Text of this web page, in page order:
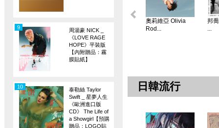
周湯豪 NICK _
《LOVE RAGE
HOPE》平裝版
【內附贈品：霧
膜貼紙】
9
泰勒絲 Taylor
Swift _ 星夢人生
《歐洲進口版
CD》 The Life of
a Showgirl【預購
贈品：LOGO貼
10
奧莉維亞 Olivia
Rod...
邦
...
日韓流行